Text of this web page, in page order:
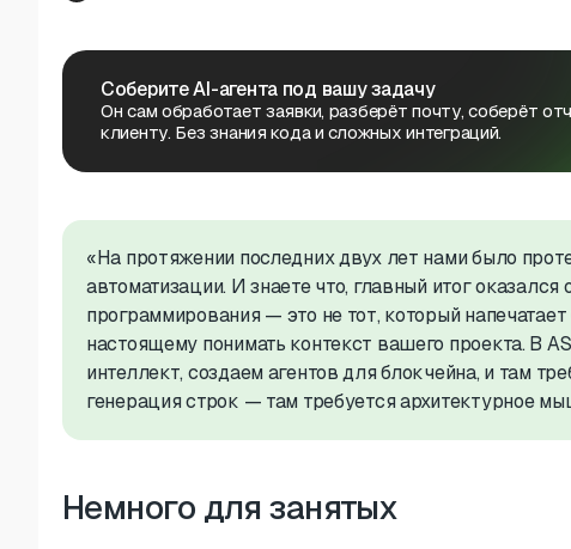
Соберите AI-агента под вашу задачу
Он сам обработает заявки, разберёт почту, соберёт
клиенту. Без знания кода и сложных интеграций.
«На протяжении последних двух лет нами было
автоматизации. И знаете что, главный итог
программирования — это не тот, который
настоящему понимать контекст вашего проекта. В
интеллект, создаем агентов для блокчейна, и там
генерация строк — там требуется архитектурное
Немного для занятых